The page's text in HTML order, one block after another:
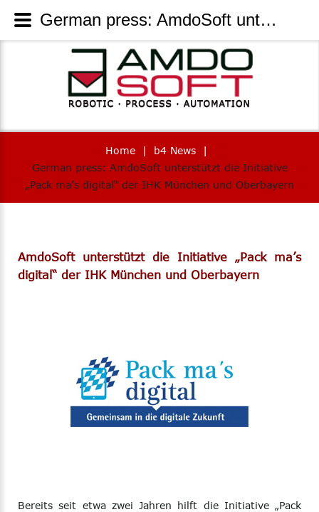
Home | b4 News
|
German press: AmdoSoft unterstützt die Initiative
„Pack ma’s digital“ der IHK München und Oberbayern
AmdoSoft unterstützt die Initiative „Pack ma’s
digital“ der IHK München und Oberbayern
Bereits seit etwa zwei Jahren hilft die Initiative „Pack
German press: AmdoSoft unterstützt die Initiative „Pack ma’s digital“ der IHK München und Oberbayern - AmdoSoft Systems